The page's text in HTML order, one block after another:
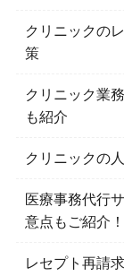
クリニックの
策
クリニック業
も紹介
クリニックの
医療事務代行
意点もご紹介！
レセプト再請